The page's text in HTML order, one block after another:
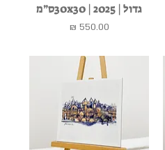
גדול | 2025 | 30x30ס״מ
מחיר